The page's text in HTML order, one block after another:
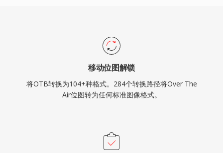
移动位图解锁
将OTB转换为104+种格式。284个转换路径将Over The
Air位图转为任何标准图像格式。